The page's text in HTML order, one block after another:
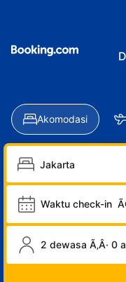
Akomodasi
Waktu check-in
2 dewasa Ã‚Â· 0